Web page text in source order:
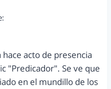
acto de presencia
"Predicador". Se ve que
en el mundillo de los